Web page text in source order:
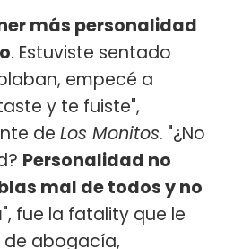
más personalidad
. Estuviste sentado
empecé a
y te fuiste",
de Los Monitos. "¿No
Personalidad no
mal de todos y no
", fue la fatality que le
de abogacía,